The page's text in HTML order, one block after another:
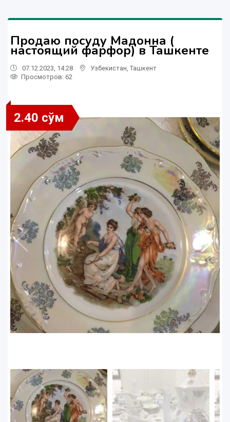
Продаю посуду Мадонна (
настоящий фарфор) в Ташкенте
07.12.2023, 14:28 Узбекистан Ташкент
Просмотров: 62
2.40 сўм